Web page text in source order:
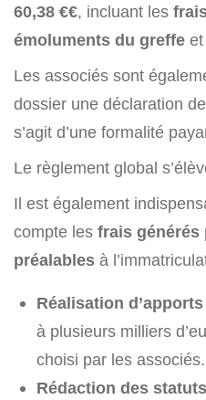
60,38 €€, incluant les
émoluments du greffe
Les associés sont
dossier une déclaration
s’agit d’une formalité
Le règlement global
Il est également
compte les frais générés
préalables à
Réalisation
à plusieurs milliers
choisi par les associés.
Rédaction des statuts